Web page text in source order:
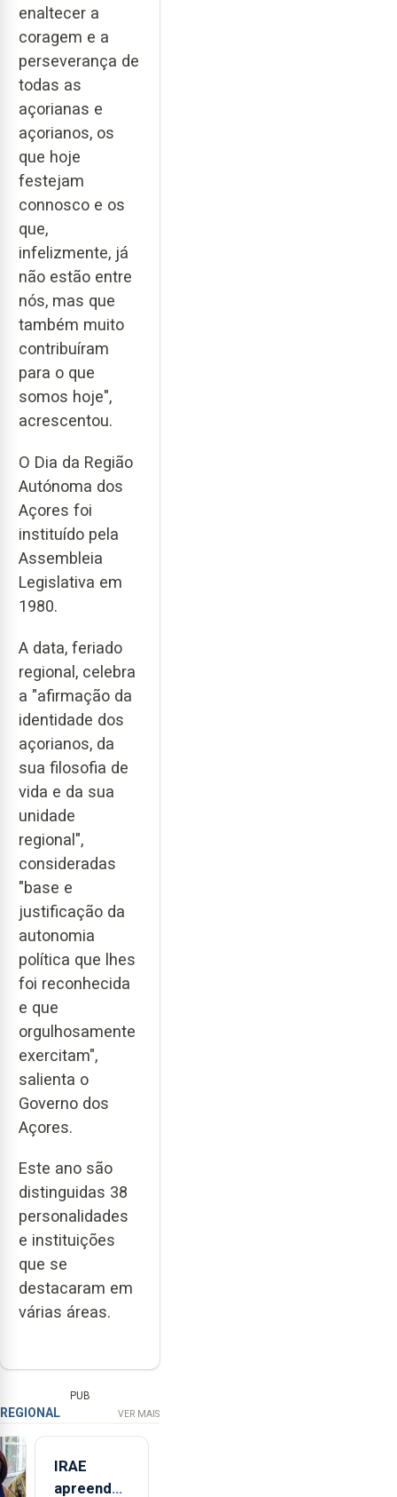
enaltecer a
coragem e a
perseverança de
todas as
açorianas e
açorianos, os
que hoje
festejam
connosco e os
que,
infelizmente, já
não estão entre
nós, mas que
também muito
contribuíram
para o que
somos hoje",
acrescentou.
O Dia da Região
Autónoma dos
Açores foi
instituído pela
Assembleia
Legislativa em
1980.
A data, feriado
regional, celebra
a "afirmação da
identidade dos
açorianos, da
sua filosofia de
vida e da sua
unidade
regional",
consideradas
"base e
justificação da
autonomia
política que lhes
foi reconhecida
e que
orgulhosamente
exercitam",
salienta o
Governo dos
Açores.
Este ano são
distinguidas 38
personalidades
e instituições
que se
destacaram em
várias áreas.
PUB
REGIONAL VER MAIS
IRAE
apreendeu